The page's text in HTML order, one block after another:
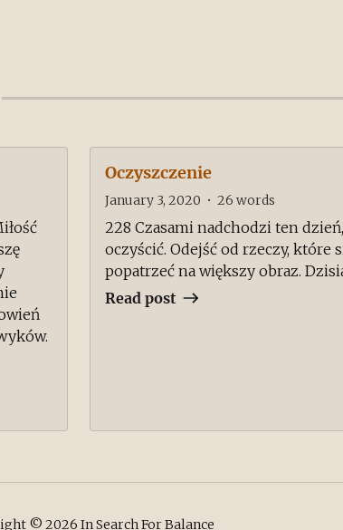
Oczyszczenie
January 3, 2020 • 26 words
228 Czasami nadchodzi ten
oczyścić. Odejść od rzeczy, które
popatrzeć na większy obraz.
Read post
© 2026 In Search For Balance